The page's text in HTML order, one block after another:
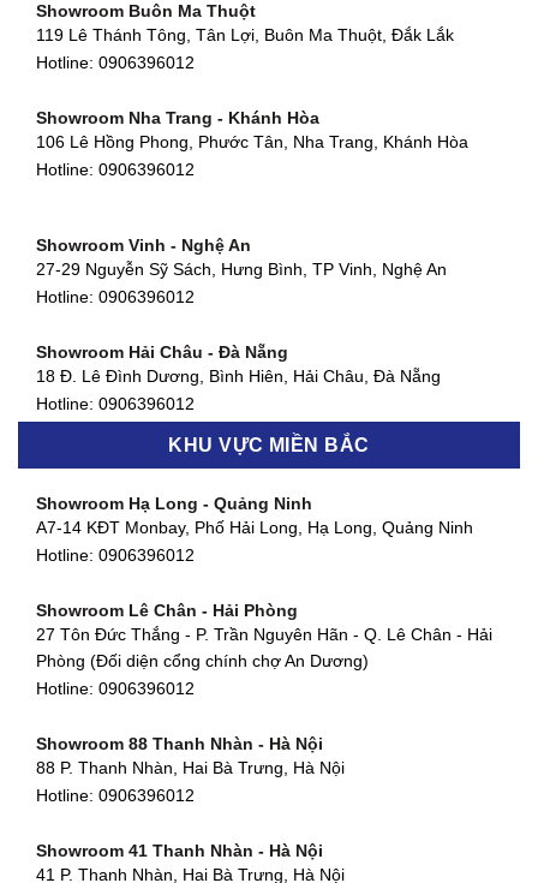
Showroom Thuận An - Bình Dương
Showroom Quận 11 - TP. HCM
Showroom Quận 4 - TP. HCM
127 Khánh Hội, Phường 3, Quận 4,TP. HCM
Showroom Quận 7 - TP. HCM
877 Huỳnh Tấn Phát, Phú Thuận, Quận 7, TP HCM
Hotline:0906396012
580 Phan Văn Trị, Phường 7, Quận 5, TP HCM
Hotline:0906396012
90 Đ. Cộng Hòa, Phường 4, Tân Bình, TP HCM
Hotline:0906396012
Showroom Buôn Ma Thuột
119 Lê Thánh Tông, Tân Lợi, Buôn Ma Thuột, Đắk Lắk
Hotline: 0906396012
Showroom Nha Trang - Khánh Hòa
106 Lê Hồng Phong, Phước Tân, Nha Trang, Khánh Hòa
Hotline: 0906396012
Showroom Vinh - Nghệ An
27-29 Nguyễn Sỹ Sách, Hưng Bình, TP Vinh, Nghệ An
Hotline: 0906396012
Showroom Hải Châu - Đà Nẵng
18 Đ. Lê Đình Dương, Bình Hiên, Hải Châu, Đà Nẵng
Hotline: 0906396012
Showroom Thanh Khê - Đà Nẵng
Hotline:0906396012
Showroom Cẩm Lệ - Đà Nẵng
Hotline:0906396012
Showroom Huế
54 Hùng Vương, Phú Hội, Thành phố Huế, Thừa Thiên Huế
Showroom Hà Tĩnh
82 Quang Trung, Thạch Quý, Hà Tĩnh
KHU VỰC MIỀN BẮC
Showroom Hạ Long - Quảng Ninh
A7-14 KĐT Monbay, Phố Hải Long, Hạ Long, Quảng Ninh
Hotline: 0906396012
Showroom Lê Chân - Hải Phòng
27 Tôn Đức Thắng - P. Trần Nguyên Hãn - Q. Lê Chân - Hải
Phòng (Đối diện cổng chính chợ An Dương)
Hotline: 0906396012
Showroom 88 Thanh Nhàn - Hà Nội
88 P. Thanh Nhàn, Hai Bà Trưng, Hà Nội
Hotline: 0906396012
Showroom 41 Thanh Nhàn - Hà Nội
41 P. Thanh Nhàn, Hai Bà Trưng, Hà Nội